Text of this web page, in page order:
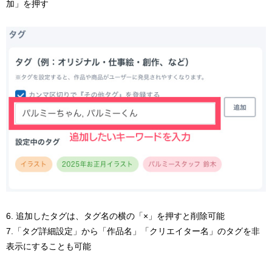
加」を押す
6. 追加したタグは、タグ名の横の「×」を押すと削除可能
7.「タグ詳細設定」から「作品名」「クリエイター名」のタグを非
表示にすることも可能